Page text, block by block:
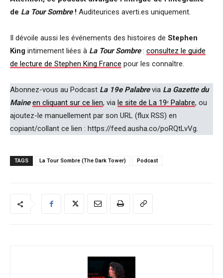
de La Tour Sombre! Auditeurices averti.es uniquement.
Il dévoile aussi les événements des histoires de Stephen
King intimement liées à La Tour Sombre: consultez le guide
de lecture de Stephen King France pour les connaître.
Abonnez-vous au Podcast La 19e Palabrevia La Gazette du
Maine en cliquant sur ce lien, via le site de La 19ᵉ Palabre, ou
ajoutez-le manuellement par son URL (flux RSS) en
copiant/collant ce lien : https://feed.ausha.co/poRQtLvVg.
TAGS La Tour Sombre (The Dark Tower) Podcast